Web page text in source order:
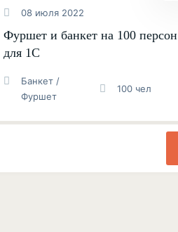
08 июля 2022
Фуршет и банкет на 100 персон
для 1С
Банкет /
Фуршет
100 чел